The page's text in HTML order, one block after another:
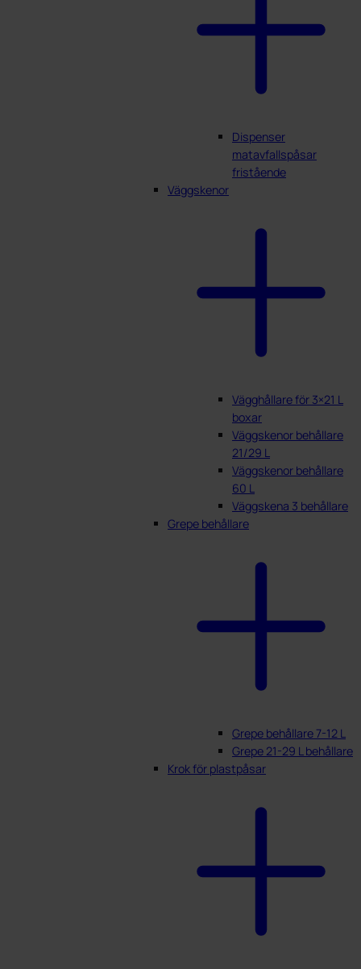
Dispenser
matavfallspåsar
fristående
Väggskenor
Vägghållare för 3×21 L
boxar
Väggskenor behållare
21/29 L
Väggskenor behållare
60 L
Väggskena 3 behållare
Grepe behållare
Grepe behållare 7-12 L
Grepe 21-29 L behållare
Krok för plastpåsar